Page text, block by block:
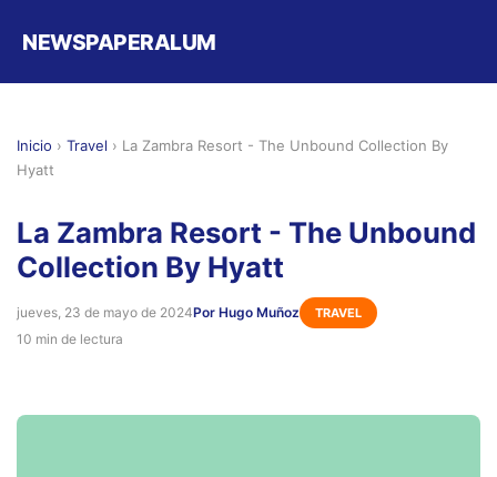
NEWSPAPERALUM
Inicio › Travel › La Zambra Resort - The Unbound Collection By
Hyatt
La Zambra Resort - The Unbound
Collection By Hyatt
jueves, 23 de mayo de 2024Por Hugo Muñoz TRAVEL
10 min de lectura